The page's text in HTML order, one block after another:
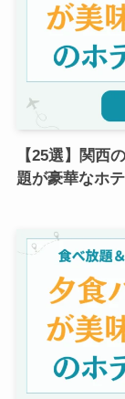
【25選】関西
題が豪華なホ